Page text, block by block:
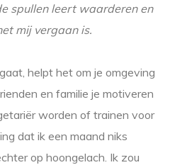
spullen leert waarderen en
mij vergaan is.
helpt het om je omgeving
en familie je motiveren
worden of trainen voor
dat ik een maand niks
op hoongelach. Ik zou